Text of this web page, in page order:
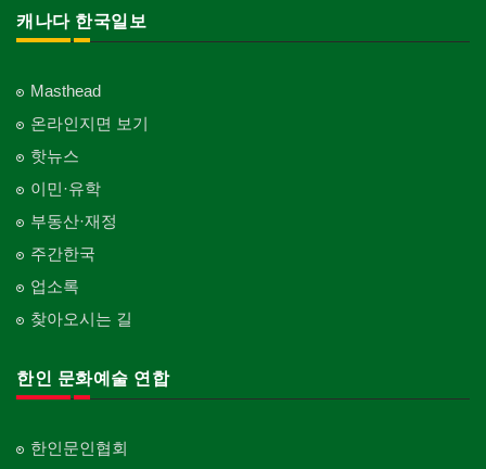
캐나다 한국일보
Masthead
온라인지면 보기
핫뉴스
이민·유학
부동산·재정
주간한국
업소록
찾아오시는 길
한인 문화예술 연합
한인문인협회